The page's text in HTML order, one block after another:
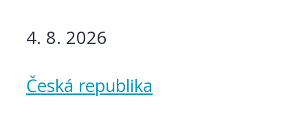
4. 8. 2026
Česká republika